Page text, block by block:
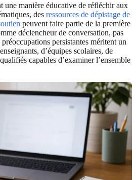
une manière éducative de réfléchir aux
des ressources de dépistage de
peuvent faire partie de la première
déclencheur de conversation, pas
persistantes méritent un
d’équipes scolaires, de
capables d’examiner l’ensemble